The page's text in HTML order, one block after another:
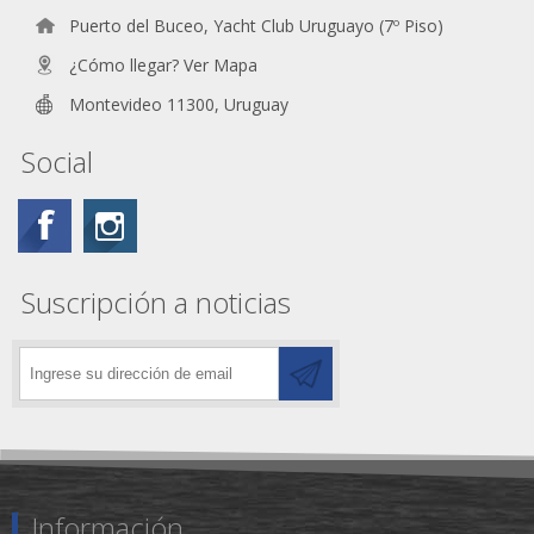
Puerto del Buceo, Yacht Club Uruguayo (7º Piso)
¿Cómo llegar? Ver Mapa
Montevideo 11300, Uruguay
Social
Suscripción a noticias